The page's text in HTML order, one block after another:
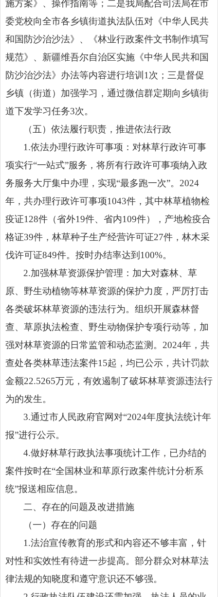
施方案》、操作指南等；二是我局配合司法局在市
委党校向全市各乡镇街道执法队伍对《中华人民共
和国防沙治沙法》、《林业行政案件文书制作填写
规范》、新疆维吾尔自治区实施《中华人民共和国
防沙治沙法》办法等内容进行培训1次；三是督促
乡镇（街道）加强学习，通过微信群定期向乡镇街
道下发学习任务3次。
（五）依法履行职责，推进依法行政
1.依法办理行政许可事项：对林草行政许可事
项实行“一站式”服务，将所有行政许可事项纳入政
务服务大厅集中办理，实现“最多跑一次”。2024
年，共办理行政许可事项1043件，其中林草植物检
疫证128件（省外19件、省内109件），产地检疫合
格证39件，林草种子生产经营许可证27件，林木采
伐许可证849件。按时办结率达到100%。
2.加强林草资源保护管理：加大对森林、草
原、野生动植物等林草资源的保护力度，严厉打击
各类破坏林草资源的违法行为。组织开展森林督
查、草原执法检查、野生动物保护专项行动等，加
强对林草资源的日常监管和动态监测。2024年，共
查处各类林草违法案件15起，均已公示，共计罚款
金额22.5265万元，有效遏制了破坏林草资源违法行
为的发生。
3.通过市人民政府官网对“2024年度执法统计年
报”进行公示。
4.做好林草行政执法事项统计工作，已办结的
案件按时在“全国林业和草原行政案件统计分析系
统”报送相应信息。
二、存在的问题及改进措施
（一）存在的问题
1.法治宣传教育的形式和内容还不够丰富，针
对性和实效性有待进一步提高。部分群众对林草法
律法规的知晓度和遵守意识还不够强。